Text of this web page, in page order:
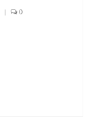
| 0